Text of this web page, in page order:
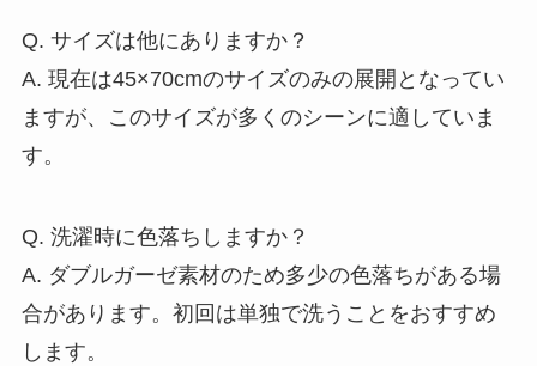
Q. サイズは他にありますか？
A. 現在は45×70cmのサイズのみの展開となってい
ますが、このサイズが多くのシーンに適していま
す。
Q. 洗濯時に色落ちしますか？
A. ダブルガーゼ素材のため多少の色落ちがある場
合があります。初回は単独で洗うことをおすすめ
します。